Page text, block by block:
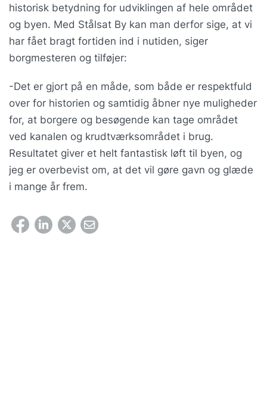
historisk betydning for udviklingen af hele området
og byen. Med Stålsat By kan man derfor sige, at vi
har fået bragt fortiden ind i nutiden, siger
borgmesteren og tilføjer:
-Det er gjort på en måde, som både er respektfuld
over for historien og samtidig åbner nye muligheder
for, at borgere og besøgende kan tage området
ved kanalen og krudtværksområdet i brug.
Resultatet giver et helt fantastisk løft til byen, og
jeg er overbevist om, at det vil gøre gavn og glæde
i mange år frem.